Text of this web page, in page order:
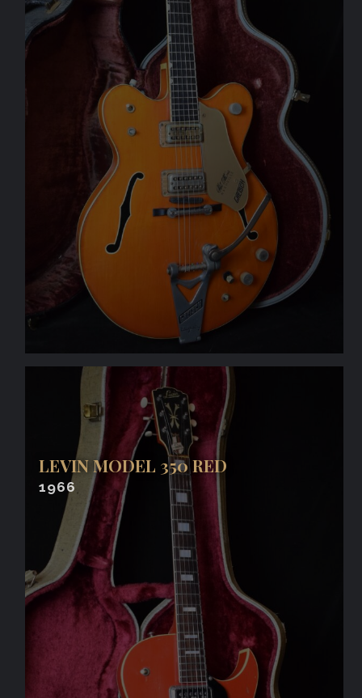
LEVIN MODEL 350 RED
1966